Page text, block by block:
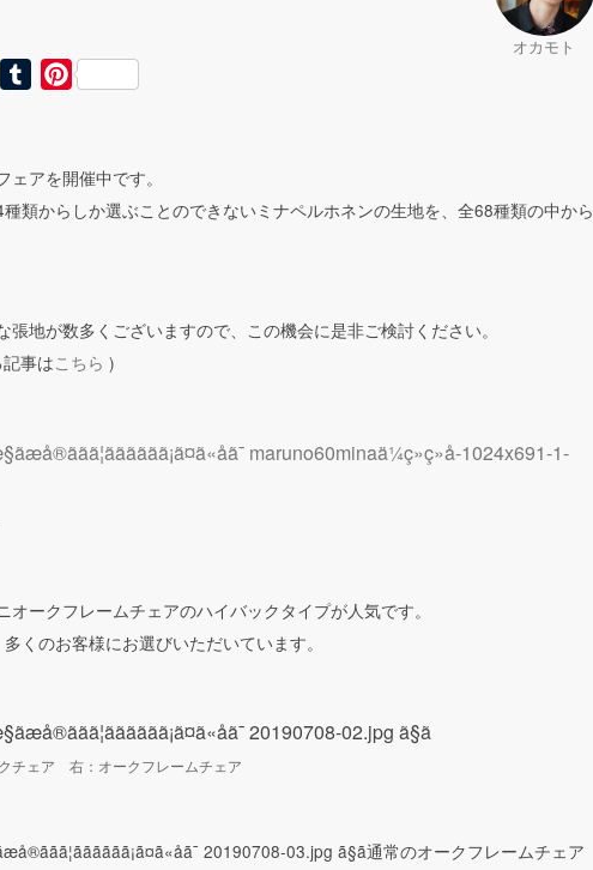
オカモト
TwitterTumblrPinterest
アを開催中です。
類からしか選ぶことのできないミナペルホネンの生地を、全68種類の中から
張地が数多くございますので、この機会に是非ご検討ください。
事はこちら )
オークフレームチェアのハイバックタイプが人気です。
くのお客様にお選びいただいています。
チェア 右：オークフレームチェア
通常のオークフレームチェア